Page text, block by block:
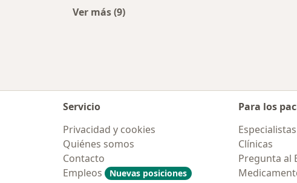
Ver más (9)
Servicio
Privacidad y cookies
Quiénes somos
Contacto
Empleos
Nuevas posiciones
Para los
Especialistas
Clínicas
Pregunta al